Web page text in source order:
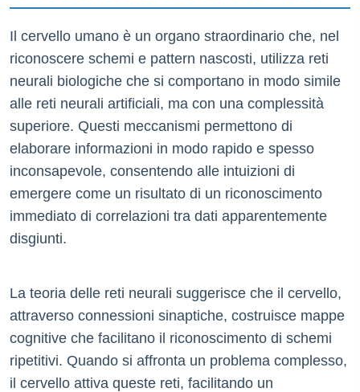
Il cervello umano è un organo straordinario che, nel
riconoscere schemi e pattern nascosti, utilizza reti
neurali biologiche che si comportano in modo simile
alle reti neurali artificiali, ma con una complessità
superiore. Questi meccanismi permettono di
elaborare informazioni in modo rapido e spesso
inconsapevole, consentendo alle intuizioni di
emergere come un risultato di un riconoscimento
immediato di correlazioni tra dati apparentemente
disgiunti.
La teoria delle reti neurali suggerisce che il cervello,
attraverso connessioni sinaptiche, costruisce mappe
cognitive che facilitano il riconoscimento di schemi
ripetitivi. Quando si affronta un problema complesso,
il cervello attiva queste reti, facilitando un